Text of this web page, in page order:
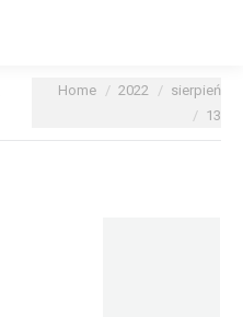
You are here:
Home 2022
sierpień
13